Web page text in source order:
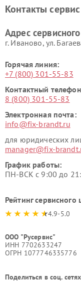
Контакты
Адрес
г. Иваново, ул.
Горячая линия:
+7 (800) 301-55-83
Контактный
8 (800) 301-55-83
Электронная почта:
info@fix-brandt.ru
для юридических
manager@fix-
График работы:
ПН-ВСК с 9:00 до
Рейтинг сервисного
4.9-5.0
ООО "Русервис"
ИНН 7702633247
ОГРН 1077746335776
Поделиться в соц.